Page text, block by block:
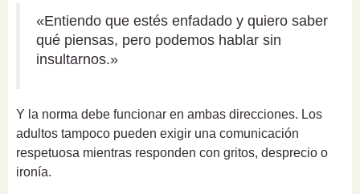
«Entiendo que estés enfadado y quiero saber
qué piensas, pero podemos hablar sin
insultarnos.»
Y la norma debe funcionar en ambas direcciones. Los
adultos tampoco pueden exigir una comunicación
respetuosa mientras responden con gritos, desprecio o
ironía.